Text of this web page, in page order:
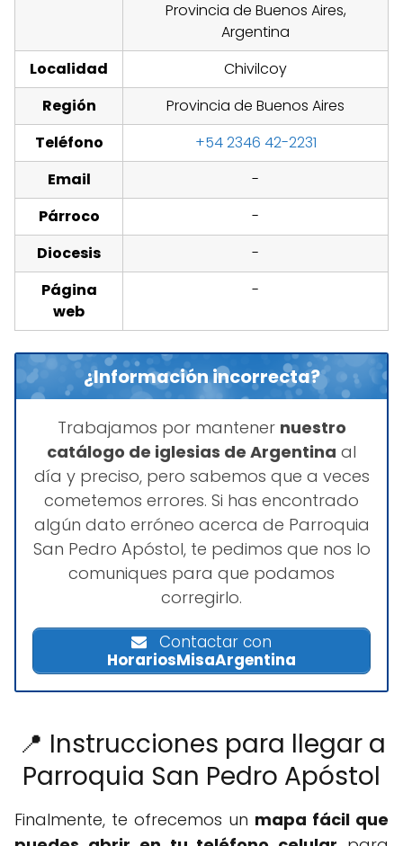
Provincia de Buenos Aires,
Argentina
Localidad
Chivilcoy
Región
Provincia de Buenos Aires
Teléfono
+54 2346 42-2231
Email
-
Párroco
-
Diocesis
-
Página
web
-
¿Información incorrecta?
Trabajamos por mantener nuestro
catálogo de iglesias de Argentina al
día y preciso, pero sabemos que a veces
cometemos errores. Si has encontrado
algún dato erróneo acerca de Parroquia
San Pedro Apóstol, te pedimos que nos lo
comuniques para que podamos
corregirlo.
Contactar con
HorariosMisaArgentina
📍 Instrucciones para llegar a
Parroquia San Pedro Apóstol
Finalmente, te ofrecemos un mapa fácil que